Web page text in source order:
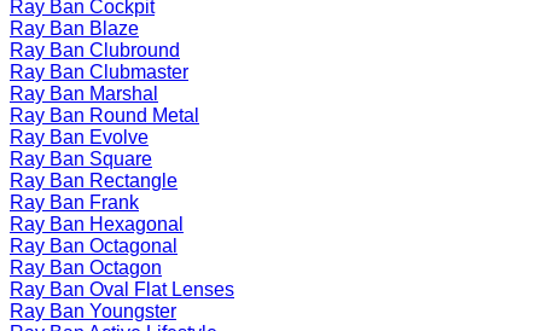
Ray Ban Cockpit
Ray Ban Blaze
Ray Ban Clubround
Ray Ban Clubmaster
Ray Ban Marshal
Ray Ban Round Metal
Ray Ban Evolve
Ray Ban Square
Ray Ban Rectangle
Ray Ban Frank
Ray Ban Hexagonal
Ray Ban Octagonal
Ray Ban Octagon
Ray Ban Oval Flat Lenses
Ray Ban Youngster